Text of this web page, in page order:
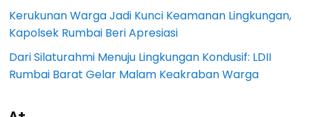
Kerukunan Warga Jadi Kunci Keamanan Lingkungan,
Kapolsek Rumbai Beri Apresiasi
Dari Silaturahmi Menuju Lingkungan Kondusif: LDII
Rumbai Barat Gelar Malam Keakraban Warga